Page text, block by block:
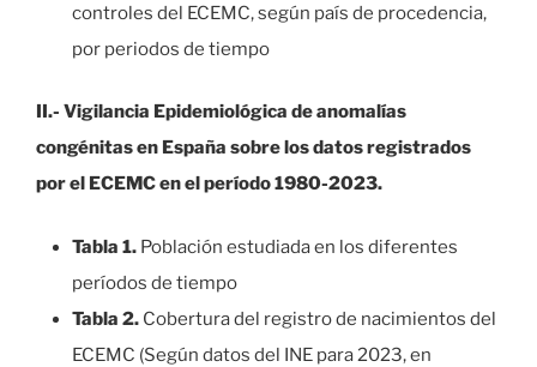
controles del ECEMC, según país de procedencia,
por periodos de tiempo
II.- Vigilancia Epidemiológica de anomalías
congénitas en España sobre los datos registrados
por el ECEMC en el período 1980-2023.
Tabla 1. Población estudiada en los diferentes
períodos de tiempo
Tabla 2. Cobertura del registro de nacimientos del
ECEMC (Según datos del INE para 2023, en